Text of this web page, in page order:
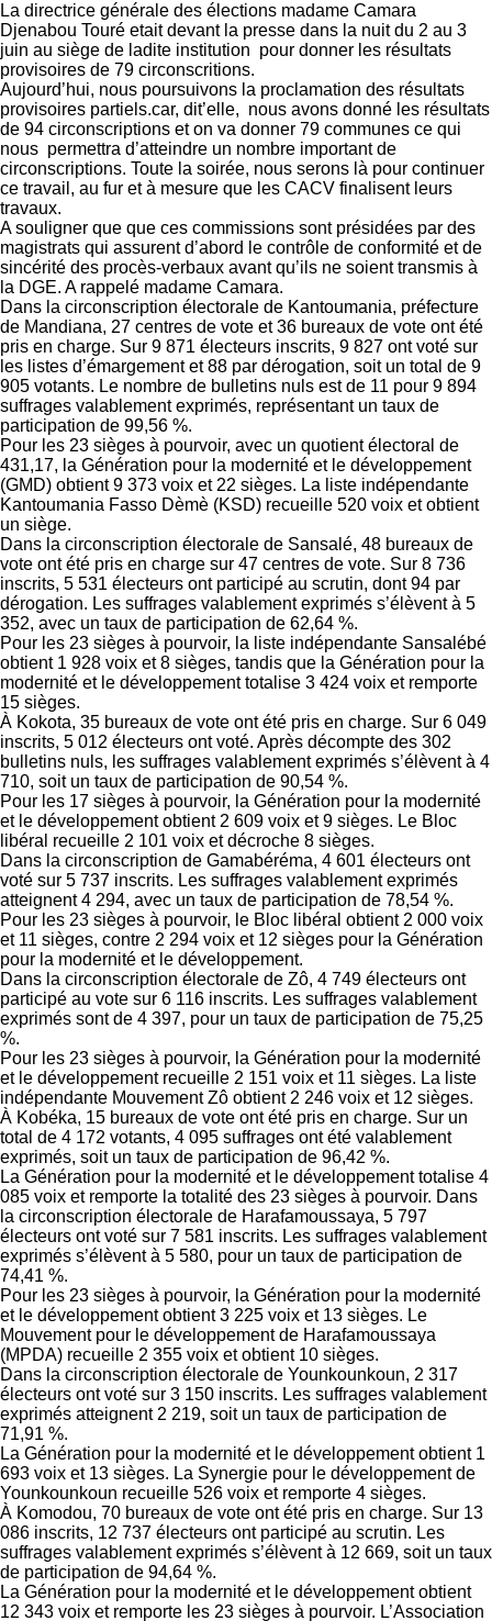
La directrice générale des élections madame Camara
Djenabou Touré etait devant la presse dans la nuit du 2 au 3
juin au siège de ladite institution pour donner les résultats
provisoires de 79 circonscritions.
Aujourd’hui, nous poursuivons la proclamation des résultats
provisoires partiels.car, dit’elle, nous avons donné les résultats
de 94 circonscriptions et on va donner 79 communes ce qui
nous permettra d’atteindre un nombre important de
circonscriptions. Toute la soirée, nous serons là pour continuer
ce travail, au fur et à mesure que les CACV finalisent leurs
travaux.
A souligner que que ces commissions sont présidées par des
magistrats qui assurent d’abord le contrôle de conformité et de
sincérité des procès-verbaux avant qu’ils ne soient transmis à
la DGE. A rappelé madame Camara.
Dans la circonscription électorale de Kantoumania, préfecture
de Mandiana, 27 centres de vote et 36 bureaux de vote ont été
pris en charge. Sur 9 871 électeurs inscrits, 9 827 ont voté sur
les listes d’émargement et 88 par dérogation, soit un total de 9
905 votants. Le nombre de bulletins nuls est de 11 pour 9 894
suffrages valablement exprimés, représentant un taux de
participation de 99,56 %.
Pour les 23 sièges à pourvoir, avec un quotient électoral de
431,17, la Génération pour la modernité et le développement
(GMD) obtient 9 373 voix et 22 sièges. La liste indépendante
Kantoumania Fasso Dèmè (KSD) recueille 520 voix et obtient
un siège.
Dans la circonscription électorale de Sansalé, 48 bureaux de
vote ont été pris en charge sur 47 centres de vote. Sur 8 736
inscrits, 5 531 électeurs ont participé au scrutin, dont 94 par
dérogation. Les suffrages valablement exprimés s’élèvent à 5
352, avec un taux de participation de 62,64 %.
Pour les 23 sièges à pourvoir, la liste indépendante Sansalébé
obtient 1 928 voix et 8 sièges, tandis que la Génération pour la
modernité et le développement totalise 3 424 voix et remporte
15 sièges.
À Kokota, 35 bureaux de vote ont été pris en charge. Sur 6 049
inscrits, 5 012 électeurs ont voté. Après décompte des 302
bulletins nuls, les suffrages valablement exprimés s’élèvent à 4
710, soit un taux de participation de 90,54 %.
Pour les 17 sièges à pourvoir, la Génération pour la modernité
et le développement obtient 2 609 voix et 9 sièges. Le Bloc
libéral recueille 2 101 voix et décroche 8 sièges.
Dans la circonscription de Gamabéréma, 4 601 électeurs ont
voté sur 5 737 inscrits. Les suffrages valablement exprimés
atteignent 4 294, avec un taux de participation de 78,54 %.
Pour les 23 sièges à pourvoir, le Bloc libéral obtient 2 000 voix
et 11 sièges, contre 2 294 voix et 12 sièges pour la Génération
pour la modernité et le développement.
Dans la circonscription électorale de Zô, 4 749 électeurs ont
participé au vote sur 6 116 inscrits. Les suffrages valablement
exprimés sont de 4 397, pour un taux de participation de 75,25
%.
Pour les 23 sièges à pourvoir, la Génération pour la modernité
et le développement recueille 2 151 voix et 11 sièges. La liste
indépendante Mouvement Zô obtient 2 246 voix et 12 sièges.
À Kobéka, 15 bureaux de vote ont été pris en charge. Sur un
total de 4 172 votants, 4 095 suffrages ont été valablement
exprimés, soit un taux de participation de 96,42 %.
La Génération pour la modernité et le développement totalise 4
085 voix et remporte la totalité des 23 sièges à pourvoir. Dans
la circonscription électorale de Harafamoussaya, 5 797
électeurs ont voté sur 7 581 inscrits. Les suffrages valablement
exprimés s’élèvent à 5 580, pour un taux de participation de
74,41 %.
Pour les 23 sièges à pourvoir, la Génération pour la modernité
et le développement obtient 3 225 voix et 13 sièges. Le
Mouvement pour le développement de Harafamoussaya
(MPDA) recueille 2 355 voix et obtient 10 sièges.
Dans la circonscription électorale de Younkounkoun, 2 317
électeurs ont voté sur 3 150 inscrits. Les suffrages valablement
exprimés atteignent 2 219, soit un taux de participation de
71,91 %.
La Génération pour la modernité et le développement obtient 1
693 voix et 13 sièges. La Synergie pour le développement de
Younkounkoun recueille 526 voix et remporte 4 sièges.
À Komodou, 70 bureaux de vote ont été pris en charge. Sur 13
086 inscrits, 12 737 électeurs ont participé au scrutin. Les
suffrages valablement exprimés s’élèvent à 12 669, soit un taux
de participation de 94,64 %.
La Génération pour la modernité et le développement obtient
12 343 voix et remporte les 23 sièges à pourvoir. L’Association